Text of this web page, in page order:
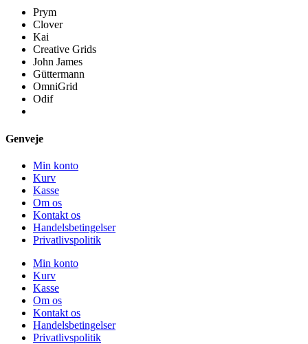
Prym
Clover
Kai
Creative Grids
John James
Güttermann
OmniGrid
Odif
Genveje
Min konto
Kurv
Kasse
Om os
Kontakt os
Handelsbetingelser
Privatlivspolitik
Min konto
Kurv
Kasse
Om os
Kontakt os
Handelsbetingelser
Privatlivspolitik